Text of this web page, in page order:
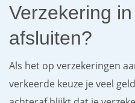
Verzekering
afsluiten?
Als het op verzekeringen
verkeerde keuze je veel